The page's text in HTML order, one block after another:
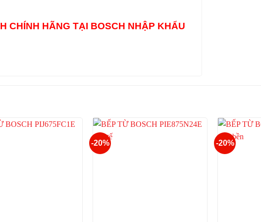
CHÍNH HÃNG TẠI BOSCH NHẬP KHẨU
-20% -20%